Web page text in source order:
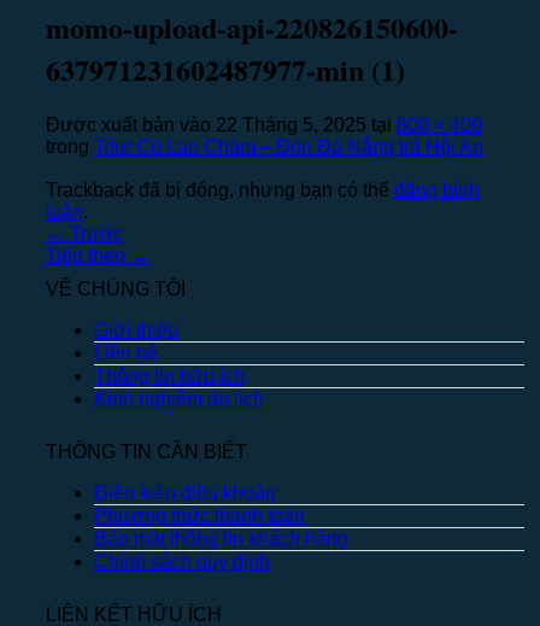
momo-upload-api-220826150600-
637971231602487977-min (1)
Được xuất bản vào 22 Tháng 5, 2025 tại 800 × 400
trong Tour Cù Lao Chàm – Đón Đà Nẵng trả Hội An
Trackback đã bị đóng, nhưng bạn có thể đăng bình
luận.
← Trước
Tiếp theo →
VỀ CHÚNG TÔI
Giới thiệu
Liên hệ
Thông tin hữu ích
Kinh nghiệm du lịch
THÔNG TIN CẦN BIẾT
Điều kiện điều khoản
Phương thức thanh toán
Bảo mật thông tin khách hàng
Chính sách quy định
LIÊN KẾT HỮU ÍCH